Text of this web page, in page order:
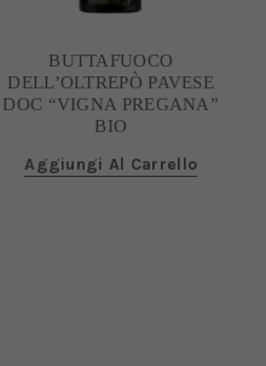
BUTTAFUOCO
DELL’OLTREPÒ PAVESE
DOC “VIGNA PREGANA”
BIO
Aggiungi Al Carrello